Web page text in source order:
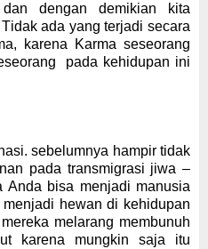
dengan demikian kita
Tidak ada yang terjadi secara
, karena Karma seseorang
orang pada kehidupan ini
sebelumnya hampir tidak
pada transmigrasi jiwa –
Anda bisa menjadi manusia
hewan di kehidupan
melarang membunuh
karena mungkin saja itu